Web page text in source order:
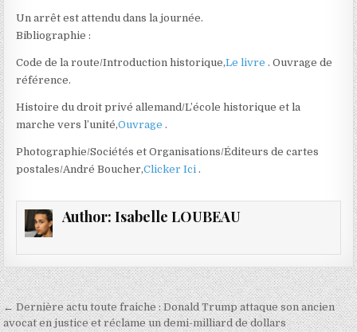
Un arrêt est attendu dans la journée.
Bibliographie :
Code de la route/Introduction historique,Le livre. Ouvrage de
référence.
Histoire du droit privé allemand/L’école historique et la
marche vers l’unité,Ouvrage.
Photographie/Sociétés et Organisations/Éditeurs de cartes
postales/André Boucher,Clicker Ici.
Author: Isabelle LOUBEAU
Navigation
← Dernière actu toute fraiche : Donald Trump attaque son ancien
avocat en justice et réclame un demi-milliard de dollars